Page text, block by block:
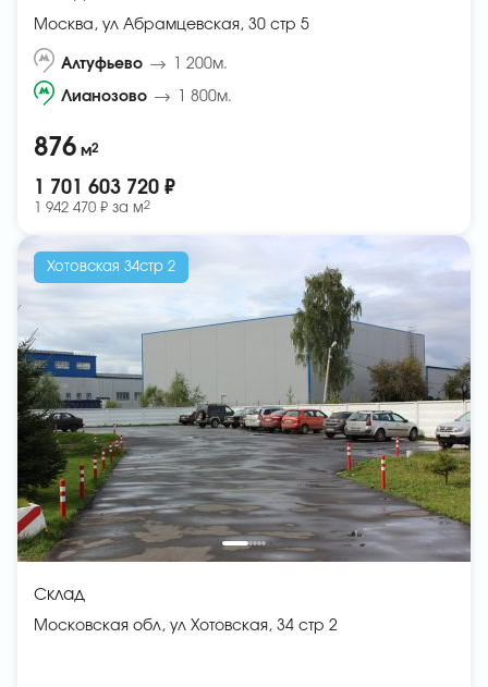
Москва, ул Абрамцевская, 30 стр 5
Алтуфьево 1 200м.
Лианозово 1 800м.
876 м2
1 701 603 720 ₽
1 942 470 ₽ за м2
Хотовская 34стр 2
Склад
Московская обл, ул Хотовская, 34 стр 2